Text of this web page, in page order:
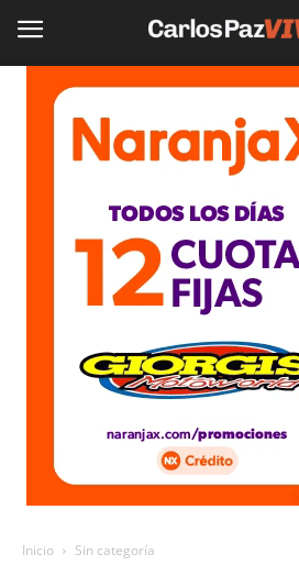
Inicio Sin categoría